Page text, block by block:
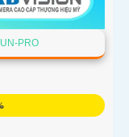
PRO